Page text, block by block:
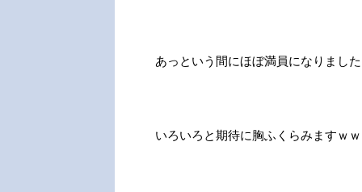
あっという間にほぼ満員になりました
いろいろと期待に胸ふくらみますｗ